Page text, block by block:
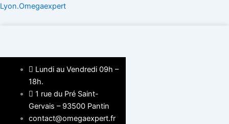
Aller
Lyon.Omegaexpert
Lundi au Vendredi 09h –
18h.
1 rue du Pré Saint-
Gervais – 93500 Pantin
contact@omegaexpert.fr